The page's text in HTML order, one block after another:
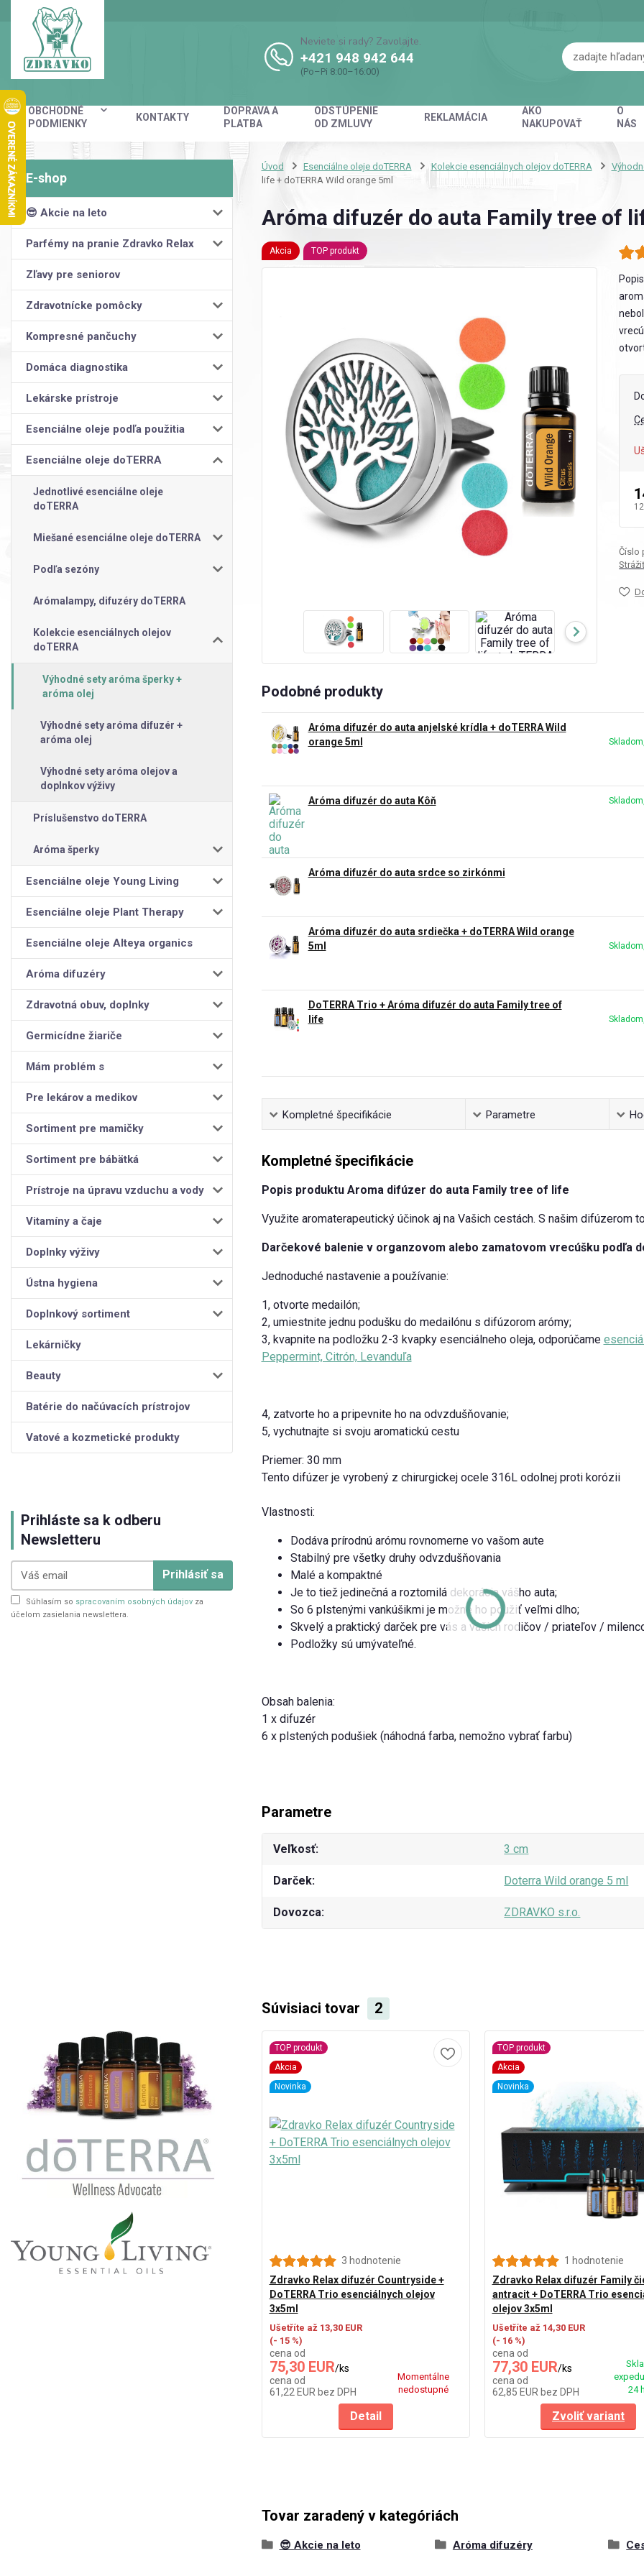
OBCHODNÉ
PODMIENKY
KONTAKTY
DOPRAVA A
PLATBA
ODSTÚPENIE
OD ZMLUVY
REKLAMÁCIA
AKO
NAKUPOVAŤ
O
NÁS
Neviete si rady? Zavolajte.
+421 948 942 644
(Po–Pi 8:00–16:00)
😎 Akcie na leto
Parfémy na pranie Zdravko Relax
Zľavy pre seniorov
Zdravotnícke pomôcky
Kompresné pančuchy
Domáca diagnostika
Lekárske prístroje
Esenciálne oleje podľa použitia
Esenciálne oleje doTERRA
Jednotlivé esenciálne oleje
doTERRA
Miešané esenciálne oleje doTERRA
Podľa sezóny
Arómalampy, difuzéry doTERRA
Kolekcie esenciálnych olejov
doTERRA
Výhodné sety aróma šperky +
aróma olej
Výhodné sety aróma difuzér +
aróma olej
Výhodné sety aróma olejov a
doplnkov výživy
Príslušenstvo doTERRA
Aróma šperky
Esenciálne oleje Young Living
Esenciálne oleje Plant Therapy
Esenciálne oleje Alteya organics
Aróma difuzéry
Zdravotná obuv, doplnky
Germicídne žiariče
Mám problém s
Pre lekárov a medikov
Sortiment pre mamičky
Sortiment pre bábätká
Prístroje na úpravu vzduchu a vody
Vitamíny a čaje
Doplnky výživy
Ústna hygiena
Doplnkový sortiment
Lekárničky
Beauty
Batérie do načúvacích prístrojov
Vatové a kozmetické produkty
Prihláste sa k odberu
Newsletteru
Prihlásiť sa
Súhlasím so spracovaním osobných údajov za
účelom zasielania newslettera.
Úvod Esenciálne oleje doTERRA Kolekcie esenciálnych olejov doTERRA
life + doTERRA Wild orange 5ml
Aróma difuzér do auta Family tree of
Akcia TOP produkt
Číslo
Podobné produkty
Aróma difuzér do auta anjelské krídla + doTERRA Wild
orange 5ml
Aróma difuzér do auta Kôň
Aróma difuzér do auta srdce so zirkónmi
Aróma difuzér do auta srdiečka + doTERRA Wild orange
5ml
DoTERRA Trio + Aróma difuzér do auta Family tree of
life
Kompletné špecifikácie Parametre
Kompletné špecifikácie
Popis produktu Aroma difúzer do auta Family tree of life
Využite aromaterapeutický účinok aj na Vašich cestách. S našim difúzerom
Darčekové balenie v organzovom alebo zamatovom vrecúšku podľa
Jednoduché nastavenie a používanie:
1, otvorte medailón;
2, umiestnite jednu podušku do medailónu s difúzorom arómy;
3, kvapnite na podložku 2-3 kvapky esenciálneho oleja, odporúčame
Peppermint, Citrón, Levanduľa
4, zatvorte ho a pripevnite ho na odvzdušňovanie;
5, vychutnajte si svoju aromatickú cestu
Priemer: 30 mm
Tento difúzer je vyrobený z chirurgickej ocele 316L odolnej proti korózii
Vlastnosti:
Dodáva prírodnú arómu rovnomerne vo vašom aute
Stabilný pre všetky druhy odvzdušňovania
Malé a kompaktné
Je to tiež jedinečná a roztomilá dekorácia vášho auta;
So 6 plstenými vankúšikmi je možné ho použiť veľmi dlho;
Skvelý a praktický darček pre vás a vašich rodičov / priateľov /
Podložky sú umývateľné.
Obsah balenia:
1 x difuzér
6 x plstených podušiek (náhodná farba, nemožno vybrať farbu)
Parametre
Veľkosť 3 cm
Darček Doterra Wild orange 5 ml
Dovozca ZDRAVKO s.r.o.
Súvisiaci tovar 2
TOP produkt
Akcia
Novinka
3 hodnotenie
Zdravko Relax difuzér Countryside +
DoTERRA Trio esenciálnych olejov
3x5ml
Ušetříte až 13,30 EUR
(- 15 %)
cena od
75,30 EUR/ks
cena od
61,22 EUR bez DPH
Momentálne
nedostupné
Detail
TOP produkt
Akcia
Novinka
1 hodnotenie
Zdravko Relax difuzér Family
antracit + DoTERRA Trio
olejov 3x5ml
Ušetříte až 14,30 EUR
(- 16 %)
cena od
77,30 EUR/ks
cena od
62,85 EUR bez DPH
24
Zvoliť variant
Tovar zaradený v kategóriách
😎 Akcie na leto Aróma difuzéry